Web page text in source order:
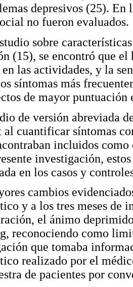
depresivos (25). En
no fueron evaluados.
sobre
(15), se encontró que
las actividades, y la
síntomas más
de mayor
de versión abreviada
al cuantificar síntomas
incluidos
investigación,
en los casos y
cambios
y a los tres meses de
el ánimo
reconociendo como
que tomaba
realizado por el
de pacientes por